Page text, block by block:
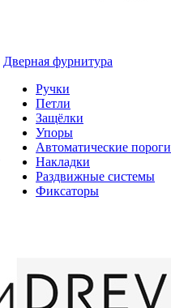
Дверная фурнитура
Ручки
Петли
Защёлки
Упоры
Автоматические пороги
Накладки
Раздвижные системы
Фиксаторы